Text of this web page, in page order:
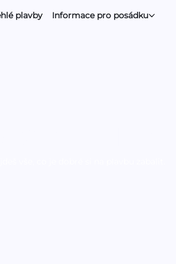
plavby Informace pro posádku